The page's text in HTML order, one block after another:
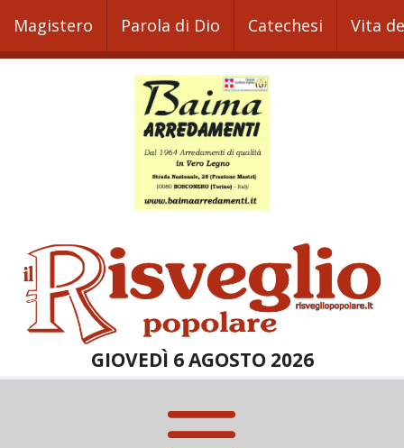
Magistero Parola di Dio Catechesi Vita
GIOVEDÌ 6 AGOSTO 2026